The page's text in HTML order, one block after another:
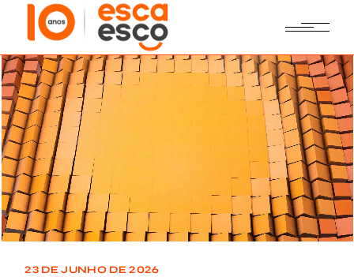
content
23 DE JUNHO DE 2026